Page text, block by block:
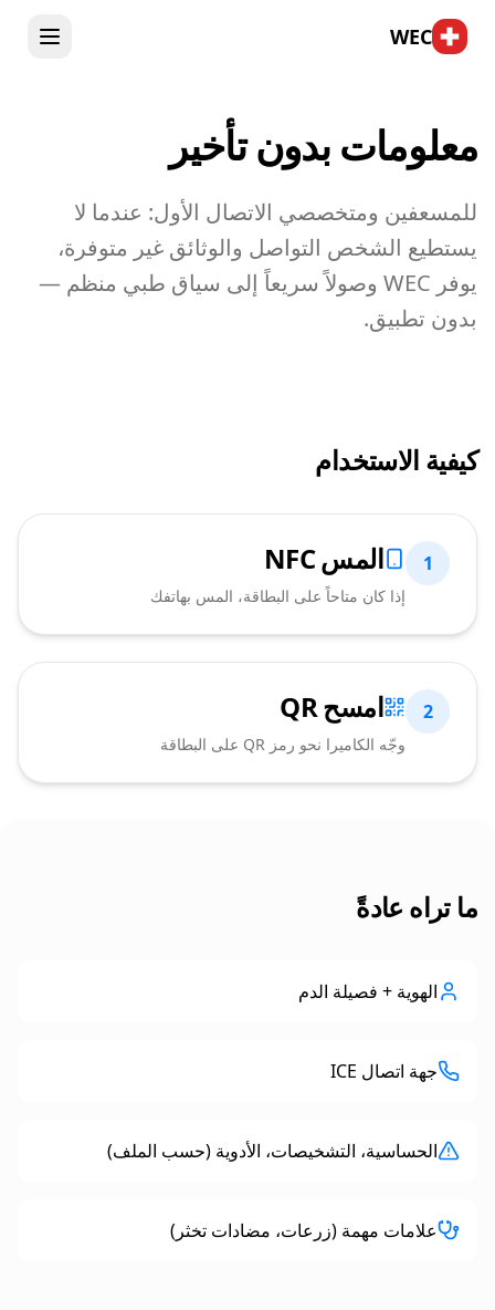
WEC
معلومات بدون تأخير
للمسعفين ومتخصصي الاتصال الأول: عندما لا
يستطيع الشخص التواصل والوثائق غير متوفرة،
يوفر WEC وصولاً سريعاً إلى سياق طبي منظم —
بدون تطبيق.
كيفية الاستخدام
1 المس NFC
إذا كان متاحاً على البطاقة، المس بهاتفك
2 امسح QR
وجّه الكاميرا نحو رمز QR على البطاقة
ما تراه عادةً
الهوية + فصيلة الدم
جهة اتصال ICE
الحساسية، التشخيصات، الأدوية (حسب الملف)
علامات مهمة (زرعات، مضادات تخثر)